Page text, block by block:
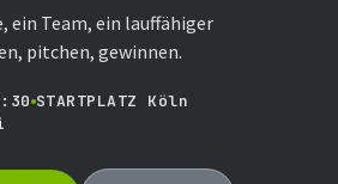
ein Team, ein lauffähiger
pitchen, gewinnen.
STARTPLATZ Köln